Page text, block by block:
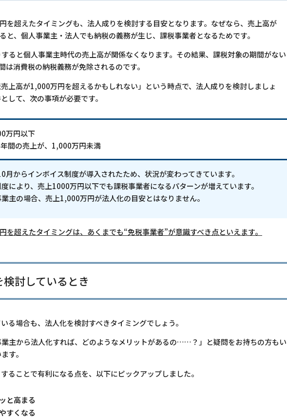
を超えたタイミングも、法人成りを検討する目安となります。なぜなら、売上高が
と、個人事業主・法人でも納税の義務が生じ、課税事業者となるためです。
ると個人事業主時代の売上高が関係なくなります。その結果、課税対象の期間がない
は消費税の納税義務が免除されるのです。
上高が1,000万円を超えるかもしれない」という時点で、法人成りを検討しましょ
して、次の事項が必要です。
万円以下
間の売上が、1,000万円未満
月からインボイス制度が導入されたため、状況が変わってきています。
により、売上1000万円以下でも課税事業者になるパターンが増えています。
主の場合、売上1,000万円が法人化の目安とはなりません。
を超えたタイミングは、あくまでも“免税事業者”が意識すべき点といえます。
討しているとき
る場合も、法人化を検討すべきタイミングでしょう。
業主から法人化すれば、どのようなメリットがあるの……？」と疑問をお持ちの方もい
す。
ることで有利になる点を、以下にピックアップしました。
と高まる
すくなる